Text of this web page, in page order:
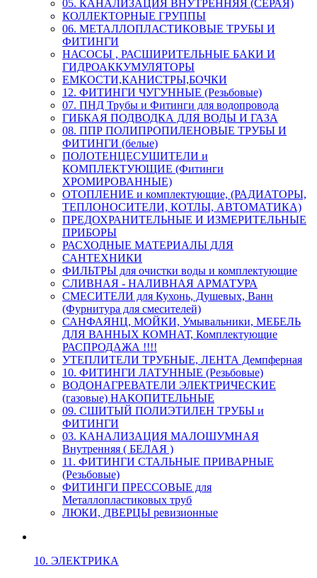
05. КАНАЛИЗАЦИЯ ВНУТРЕННЯЯ (СЕРАЯ)
КОЛЛЕКТОРНЫЕ ГРУППЫ
06. МЕТАЛЛОПЛАСТИКОВЫЕ ТРУБЫ И
ФИТИНГИ
НАСОСЫ , РАСШИРИТЕЛЬНЫЕ БАКИ И
ГИДРОАККУМУЛЯТОРЫ
ЕМКОСТИ,КАНИСТРЫ,БОЧКИ
12. ФИТИНГИ ЧУГУННЫЕ (Резьбовые)
07. ПНД Трубы и Фитинги для водопровода
ГИБКАЯ ПОДВОДКА ДЛЯ ВОДЫ И ГАЗА
08. ППР ПОЛИПРОПИЛЕНОВЫЕ ТРУБЫ И
ФИТИНГИ (белые)
ПОЛОТЕНЦЕСУШИТЕЛИ и
КОМПЛЕКТУЮЩИЕ (Фитинги
ХРОМИРОВАННЫЕ)
ОТОПЛЕНИЕ и комплектующие, (РАДИАТОРЫ,
ТЕПЛОНОСИТЕЛИ, КОТЛЫ, АВТОМАТИКА)
ПРЕДОХРАНИТЕЛЬНЫЕ И ИЗМЕРИТЕЛЬНЫЕ
ПРИБОРЫ
РАСХОДНЫЕ МАТЕРИАЛЫ ДЛЯ
САНТЕХНИКИ
ФИЛЬТРЫ для очистки воды и комплектующие
СЛИВНАЯ - НАЛИВНАЯ АРМАТУРА
СМЕСИТЕЛИ для Кухонь, Душевых, Ванн
(Фурнитура для смесителей)
САНФАЯНЦ, МОЙКИ, Умывальники, МЕБЕЛЬ
ДЛЯ ВАННЫХ КОМНАТ, Комплектующие
РАСПРОДАЖА !!!!
УТЕПЛИТЕЛИ ТРУБНЫЕ, ЛЕНТА Демпферная
10. ФИТИНГИ ЛАТУННЫЕ (Резьбовые)
ВОДОНАГРЕВАТЕЛИ ЭЛЕКТРИЧЕСКИЕ
(газовые) НАКОПИТЕЛЬНЫЕ
09. СШИТЫЙ ПОЛИЭТИЛЕН ТРУБЫ и
ФИТИНГИ
03. КАНАЛИЗАЦИЯ МАЛОШУМНАЯ
Внутренняя ( БЕЛАЯ )
11. ФИТИНГИ СТАЛЬНЫЕ ПРИВАРНЫЕ
(Резьбовые)
ФИТИНГИ ПРЕССОВЫЕ для
Металлопластиковых труб
ЛЮКИ, ДВЕРЦЫ ревизионные
10. ЭЛЕКТРИКА